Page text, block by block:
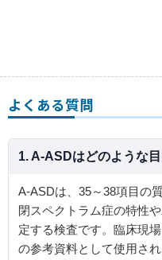
よくある質問
1. A‑ASDはどのような
A‑ASDは、35～38項目の
閉スペクトラム症の特性
定する検査です。臨床現
の参考資料として使用され